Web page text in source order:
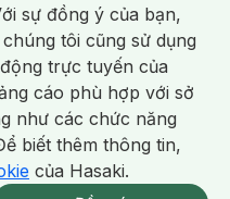
/ Da Lão Hóa/ Da Mụn/
/ Nám / Tàn Nhang
/ Máy Rửa Mặt Máy Chăm Sóc Da
sự đồng ý của bạn,
tôi cũng sử dụng
trực tuyến của
cáo phù hợp với sở
như các chức năng
biết thêm thông tin,
của Hasaki.